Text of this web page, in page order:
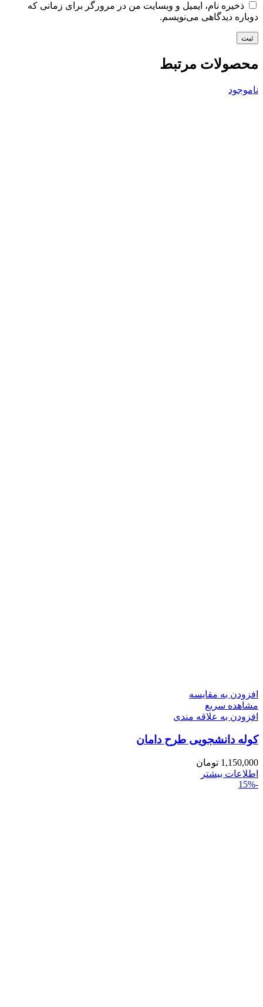
ذخیره نام، ایمیل و وبسایت من در مرورگر برای زمانی که
دوباره دیدگاهی می‌نویسم.
محصولات مرتبط
ناموجود
افزودن به مقایسه
مشاهده سریع
افزودن به علاقه مندی
کوله دانشجویی طرح دامان
1,150,000 تومان
اطلاعات بیشتر
-15%